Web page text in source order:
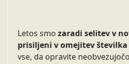
Letos smo zaradi selitev v
prisiljeni v omejitev
vse, da opravite